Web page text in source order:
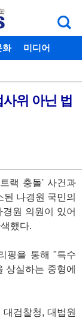
찾기
화
미디어
위 아닌 법
랙 충돌' 사건과
나경원 국민의
원 의원이 있어
했다.
핑을 통해 "특수
상실하는 중형에
검찰청, 대법원